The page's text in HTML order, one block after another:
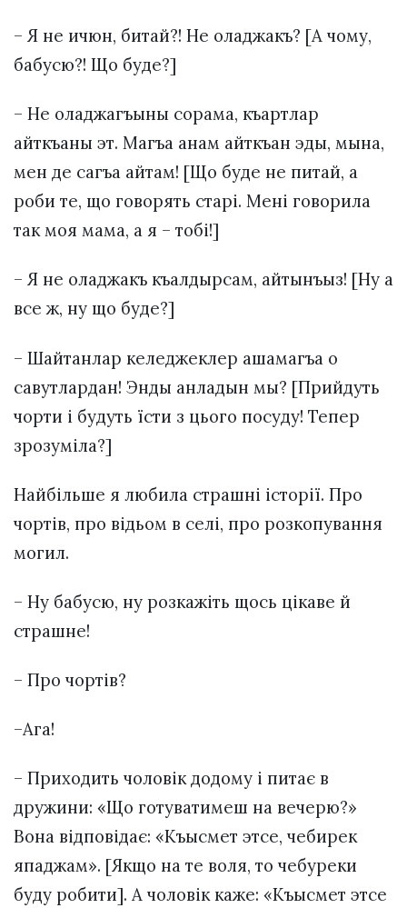
– Я не ичюн, битай?! Не оладжакъ? [А чому,
бабусю?! Що буде?]
– Не оладжагъыны сорама, къартлар
айткъаны эт. Магъа анам айткъан эды, мына,
мен де сагъа айтам! [Що буде не питай, а
роби те, що говорять старі. Мені говорила
так моя мама, а я – тобі!]
– Я не оладжакъ къалдырсам, айтынъыз! [Ну а
все ж, ну що буде?]
– Шайтанлар келеджеклер ашамагъа о
савутлардан! Энды анладын мы? [Прийдуть
чорти і будуть їсти з цього посуду! Тепер
зрозуміла?]
Найбільше я любила страшні історії. Про
чортів, про відьом в селі, про розкопування
могил.
– Ну бабусю, ну розкажіть щось цікаве й
страшне!
– Про чортів?
–Ага!
– Приходить чоловік додому і питає в
дружини: «Що готуватимеш на вечерю?»
Вона відповідає: «Къысмет этсе, чебирек
япаджам». [Якщо на те воля, то чебуреки
буду робити]. А чоловік каже: «Къысмет этсе